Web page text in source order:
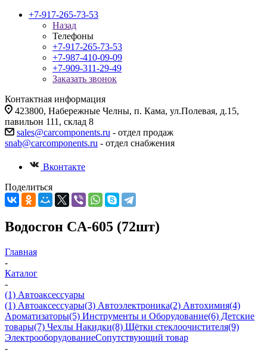
+7-917-265-73-53
Назад
Телефоны
+7-917-265-73-53
+7-987-410-09-09
+7-909-311-29-49
Заказать звонок
Контактная информация
423800, Набережные Челны, п. Кама, ул.Полевая, д.15,
павильон 111, склад 8
sales@carcomponents.ru - отдел продаж
snab@carcomponents.ru - отдел снабжения
Вконтакте
Поделиться
Водосгон СA-605 (72шт)
Главная
-
Каталог
-
(1) Автоаксессуары
(1) Автоаксессуары(3) Автоэлектроника(2) Автохимия(4)
Ароматизаторы(5) Инструменты и Оборудование(6) Детские
товары(7) Чехлы Накидки(8) Щётки стеклоочистителя(9)
ЭлектрооборудованиеСопутствующий товар
-